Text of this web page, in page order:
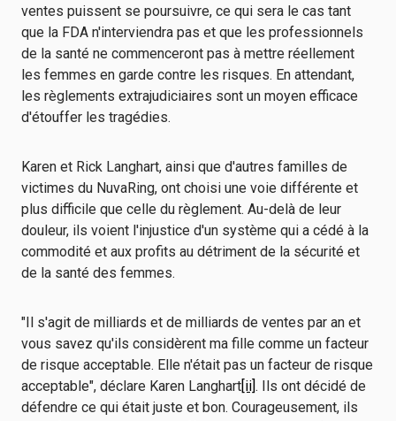
ventes puissent se poursuivre, ce qui sera le cas tant
que la FDA n'interviendra pas et que les professionnels
de la santé ne commenceront pas à mettre réellement
les femmes en garde contre les risques. En attendant,
les règlements extrajudiciaires sont un moyen efficace
d'étouffer les tragédies.
Karen et Rick Langhart, ainsi que d'autres familles de
victimes du NuvaRing, ont choisi une voie différente et
plus difficile que celle du règlement. Au-delà de leur
douleur, ils voient l'injustice d'un système qui a cédé à la
commodité et aux profits au détriment de la sécurité et
de la santé des femmes.
"Il s'agit de milliards et de milliards de ventes par an et
vous savez qu'ils considèrent ma fille comme un facteur
de risque acceptable. Elle n'était pas un facteur de risque
acceptable", déclare Karen Langhart[ii]. Ils ont décidé de
défendre ce qui était juste et bon. Courageusement, ils